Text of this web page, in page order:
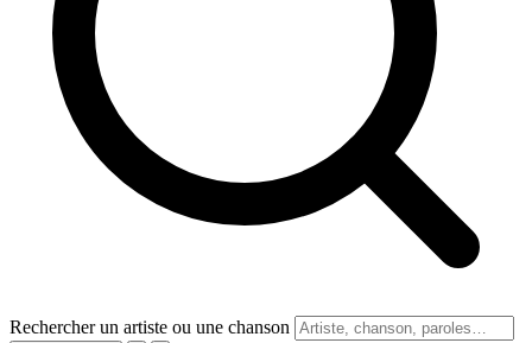
Rechercher un artiste ou une chanson